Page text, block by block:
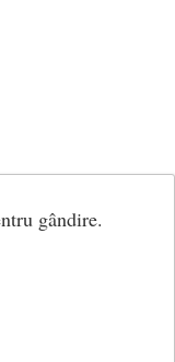
gândire.